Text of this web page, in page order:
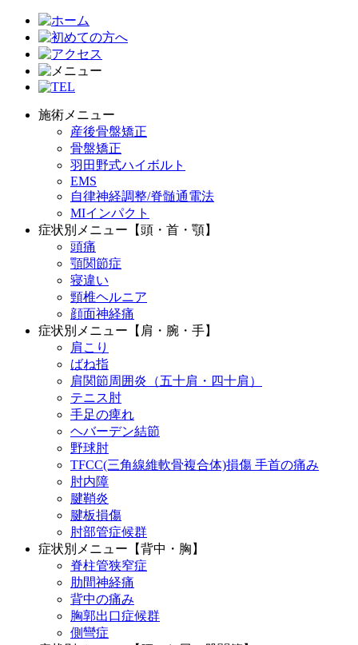
施術メニュー
産後骨盤矯正
骨盤矯正
羽田野式ハイボルト
EMS
自律神経調整/脊髄通電法
MIインパクト
症状別メニュー【頭・首・顎】
頭痛
顎関節症
寝違い
頸椎ヘルニア
顔面神経痛
症状別メニュー【肩・腕・手】
肩こり
ばね指
肩関節周囲炎（五十肩・四十肩）
テニス肘
手足の痺れ
ヘバーデン結節
野球肘
TFCC(三角線維軟骨複合体)損傷 手首の痛み
肘内障
腱鞘炎
腱板損傷
肘部管症候群
症状別メニュー【背中・胸】
脊柱管狭窄症
肋間神経痛
背中の痛み
胸郭出口症候群
側彎症